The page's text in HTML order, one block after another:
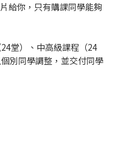
給你，只有購課同學能夠
堂）、中高級課程（24
別同學調整，並交付同學